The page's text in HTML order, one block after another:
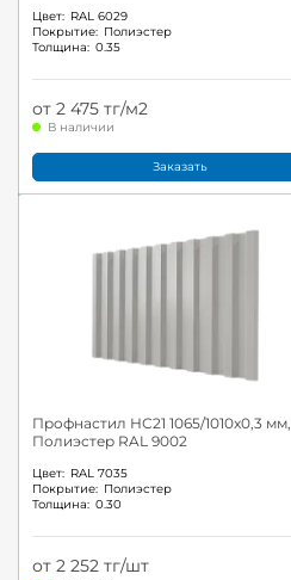
Цвет: RAL 6029
Покрытие: Полиэстер
Толщина: 0.35
от 2 475 тг/м2
В наличии
Заказать
Профнастил НС21 1065/1010x0,3 мм,
Полиэстер RAL 9002
Цвет: RAL 7035
Покрытие: Полиэстер
Толщина: 0.30
от 2 252 тг/шт